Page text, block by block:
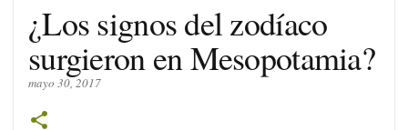
¿Los signos del zodíaco
surgieron en Mesopotamia?
mayo 30, 2017